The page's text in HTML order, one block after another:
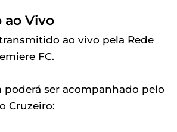
ao Vivo
ao vivo pela Rede
FC.
ser acompanhado pelo
Cruzeiro: